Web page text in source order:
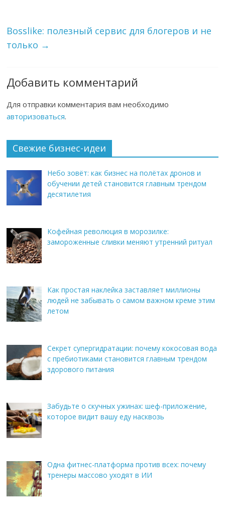
Bosslike: полезный сервис для блогеров и не
только →
Добавить комментарий
Для отправки комментария вам необходимо
авторизоваться.
Свежие бизнес-идеи
Небо зовёт: как бизнес на полётах дронов и
обучении детей становится главным трендом
десятилетия
Кофейная революция в морозилке:
замороженные сливки меняют утренний ритуал
Как простая наклейка заставляет миллионы
людей не забывать о самом важном креме этим
летом
Секрет супергидратации: почему кокосовая вода
с пребиотиками становится главным трендом
здорового питания
Забудьте о скучных ужинах: шеф-приложение,
которое видит вашу еду насквозь
Одна фитнес-платформа против всех: почему
тренеры массово уходят в ИИ